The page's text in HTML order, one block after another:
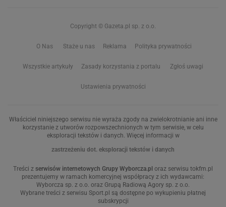
Copyright © Gazeta.pl sp. z o.o.
O Nas Staże u nas Reklama Polityka prywatności
Wszystkie artykuły Zasady korzystania z portalu Zgłoś uwagi
Ustawienia prywatności
Właściciel niniejszego serwisu nie wyraża zgody na zwielokrotnianie ani inne
korzystanie z utworów rozpowszechnionych w tym serwisie, w celu
eksploracji tekstów i danych. Więcej informacji w
zastrzeżeniu dot. eksploracji tekstów i danych
Treści z serwisów internetowych Grupy Wyborcza.pl oraz serwisu tokfm.pl
prezentujemy w ramach komercyjnej współpracy z ich wydawcami:
Wyborcza sp. z o.o. oraz Grupą Radiową Agory sp. z o.o.
Wybrane treści z serwisu Sport.pl są dostępne po wykupieniu płatnej
subskrypcji